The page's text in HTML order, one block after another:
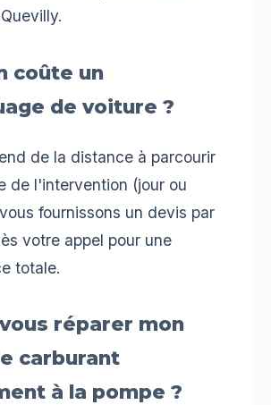
coûte un
de voiture ?
de la distance à parcourir
de l'intervention (jour ou
fournissons un devis par
votre appel pour une
totale.
réparer mon
carburant
à la pompe ?